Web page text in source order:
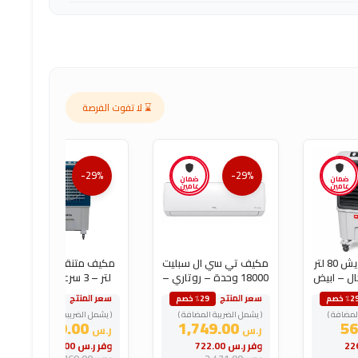
⌛ لا تفوت الفرصة
ضمان
عامين
مبرد هواء فريش 80 لتر
– ابيض
خصم
)
ضمان
عامين
-29%
مكيف تي سي ال سبليت
18000 وحدة – روتاري –
بارد سعر المنتج
٪29 خصم
( يشمل الضريبة المضافة )
ر.س1,749.00
وفرر.س722.00
-29%
لتر – 3 سرعات – أزرق
سعر المنتج
( يشمل الضريبة المضافة )
ر.س549.00
وفرر.س220.00